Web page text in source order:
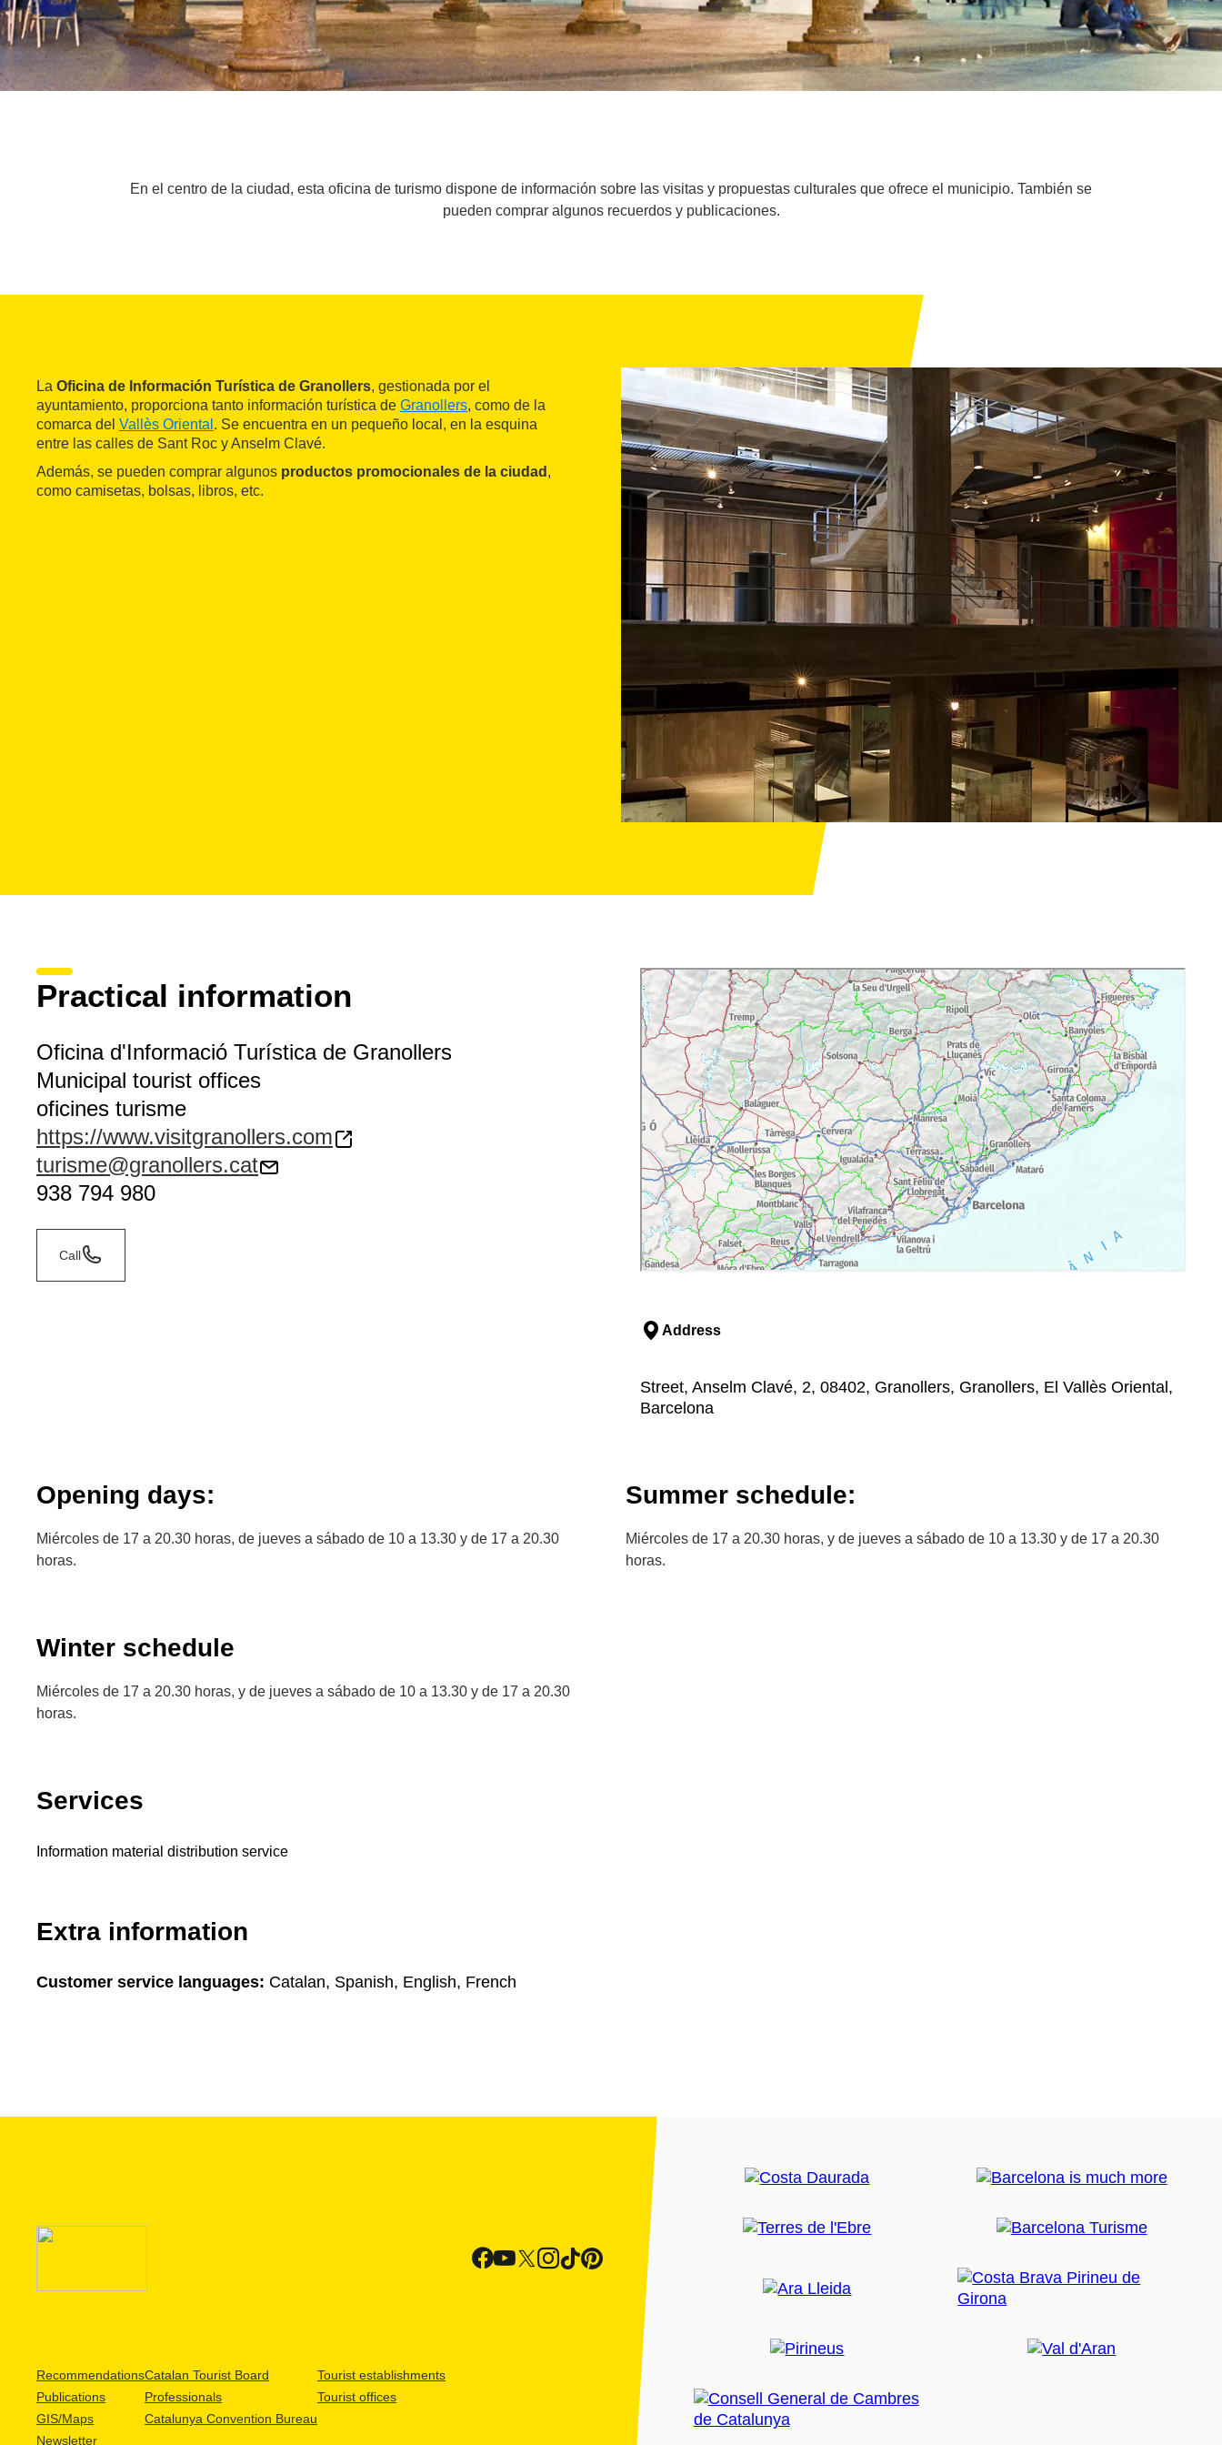
En el centro de la ciudad, esta oficina de turismo dispone de información sobre las visitas y propuestas culturales que ofrece el municipio. También se
pueden comprar algunos recuerdos y publicaciones.
La Oficina de Información Turística de Granollers, gestionada por el
ayuntamiento, proporciona tanto información turística de Granollers, como de la
comarca del Vallès Oriental . Se encuentra en un pequeño local, en la esquina
entre las calles de Sant Roc y Anselm Clavé.
Además, se pueden comprar algunos productos promocionales de la ciudad ,
como camisetas, bolsas, libros, etc.
Practical information
Oficina d'Informació Turística de Granollers
Municipal tourist offices
oficines turisme
https://www.visitgranollers.com
turisme@granollers.cat
938 794 980
Call
Address
Street, Anselm Clavé, 2, 08402, Granollers, Granollers, El Vallès Oriental,
Barcelona
Opening days:
Miércoles de 17 a 20.30 horas, de jueves a sábado de 10 a 13.30 y de 17 a 20.30
horas.
Summer schedule:
Miércoles de 17 a 20.30 horas, y de jueves a sábado de 10 a 13.30 y de 17 a 20.30
horas.
Winter schedule
Miércoles de 17 a 20.30 horas, y de jueves a sábado de 10 a 13.30 y de 17 a 20.30
horas.
Services
Information material distribution service
Extra information
Customer service languages: Catalan, Spanish, English, French
Recommendations
Publications
GIS/Maps
Newsletter
Catalan Tourist Board
Professionals
Catalunya Convention Bureau
Tourist establishments
Tourist offices